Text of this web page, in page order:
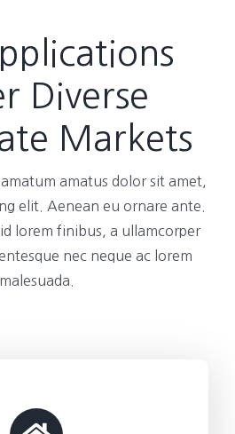
Diverse
Markets
amatus dolor sit amet,
elit. Aenean eu ornare ante.
lorem finibus, a ullamcorper
nec neque ac lorem
malesuada.